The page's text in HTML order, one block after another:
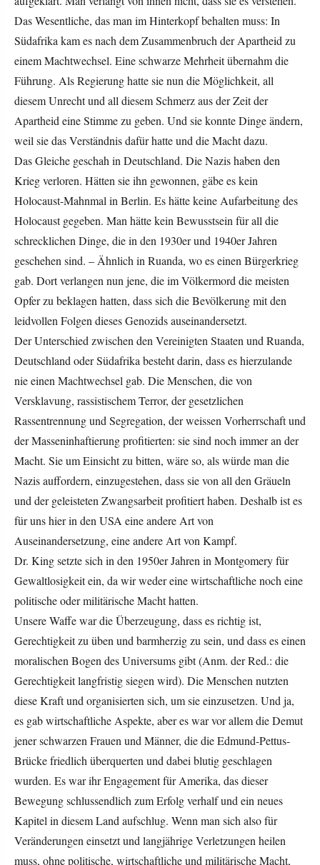
Das Wesentliche, das man im Hinterkopf behalten muss: In
Südafrika kam es nach dem Zusammenbruch der Apartheid zu
einem Machtwechsel. Eine schwarze Mehrheit übernahm die
Führung. Als Regierung hatte sie nun die Möglichkeit, all
diesem Unrecht und all diesem Schmerz aus der Zeit der
Apartheid eine Stimme zu geben. Und sie konnte Dinge ändern,
weil sie das Verständnis dafür hatte und die Macht dazu.
Das Gleiche geschah in Deutschland. Die Nazis haben den
Krieg verloren. Hätten sie ihn gewonnen, gäbe es kein
Holocaust-Mahnmal in Berlin. Es hätte keine Aufarbeitung des
Holocaust gegeben. Man hätte kein Bewusstsein für all die
schrecklichen Dinge, die in den 1930er und 1940er Jahren
geschehen sind. – Ähnlich in Ruanda, wo es einen Bürgerkrieg
gab. Dort verlangen nun jene, die im Völkermord die meisten
Opfer zu beklagen hatten, dass sich die Bevölkerung mit den
leidvollen Folgen dieses Genozids auseinandersetzt.
Der Unterschied zwischen den Vereinigten Staaten und Ruanda,
Deutschland oder Südafrika besteht darin, dass es hierzulande
nie einen Machtwechsel gab. Die Menschen, die von
Versklavung, rassistischem Terror, der gesetzlichen
Rassentrennung und Segregation, der weissen Vorherrschaft und
der Masseninhaftierung profitierten: sie sind noch immer an der
Macht. Sie um Einsicht zu bitten, wäre so, als würde man die
Nazis auffordern, einzugestehen, dass sie von all den Gräueln
und der geleisteten Zwangsarbeit profitiert haben. Deshalb ist es
für uns hier in den USA eine andere Art von
Auseinandersetzung, eine andere Art von Kampf.
Dr. King setzte sich in den 1950er Jahren in Montgomery für
Gewaltlosigkeit ein, da wir weder eine wirtschaftliche noch eine
politische oder militärische Macht hatten.
Unsere Waffe war die Überzeugung, dass es richtig ist,
Gerechtigkeit zu üben und barmherzig zu sein, und dass es einen
moralischen Bogen des Universums gibt (Anm. der Red.: die
Gerechtigkeit langfristig siegen wird). Die Menschen nutzten
diese Kraft und organisierten sich, um sie einzusetzen. Und ja,
es gab wirtschaftliche Aspekte, aber es war vor allem die Demut
jener schwarzen Frauen und Männer, die die Edmund-Pettus-
Brücke friedlich überquerten und dabei blutig geschlagen
wurden. Es war ihr Engagement für Amerika, das dieser
Bewegung schlussendlich zum Erfolg verhalf und ein neues
Kapitel in diesem Land aufschlug. Wenn man sich also für
Veränderungen einsetzt und langjährige Verletzungen heilen
muss, ohne politische, wirtschaftliche und militärische Macht,